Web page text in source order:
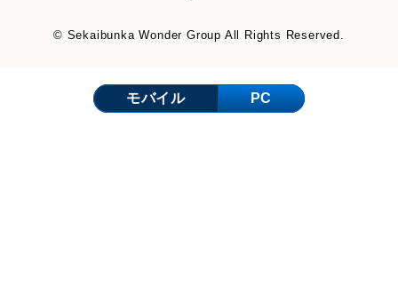
© Sekaibunka Wonder Group All Rights Reserved.
モバイル PC